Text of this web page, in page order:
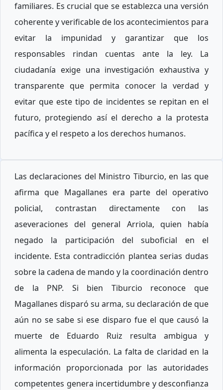
familiares. Es crucial que se establezca una versión
coherente y verificable de los acontecimientos para
evitar la impunidad y garantizar que los
responsables rindan cuentas ante la ley. La
ciudadanía exige una investigación exhaustiva y
transparente que permita conocer la verdad y
evitar que este tipo de incidentes se repitan en el
futuro, protegiendo así el derecho a la protesta
pacífica y el respeto a los derechos humanos.
Las declaraciones del Ministro Tiburcio, en las que
afirma que Magallanes era parte del operativo
policial, contrastan directamente con las
aseveraciones del general Arriola, quien había
negado la participación del suboficial en el
incidente. Esta contradicción plantea serias dudas
sobre la cadena de mando y la coordinación dentro
de la PNP. Si bien Tiburcio reconoce que
Magallanes disparó su arma, su declaración de que
aún no se sabe si ese disparo fue el que causó la
muerte de Eduardo Ruiz resulta ambigua y
alimenta la especulación. La falta de claridad en la
información proporcionada por las autoridades
competentes genera incertidumbre y desconfianza